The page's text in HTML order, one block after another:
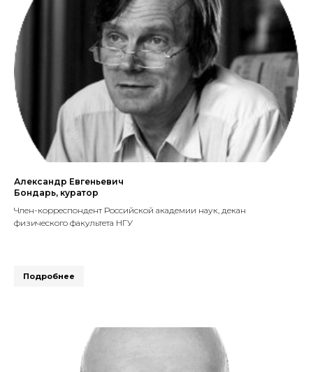
Александр Евгеньевич
Бондарь, куратор
Член-корреспондент Российской академии наук, декан
физического факультета НГУ
Подробнее